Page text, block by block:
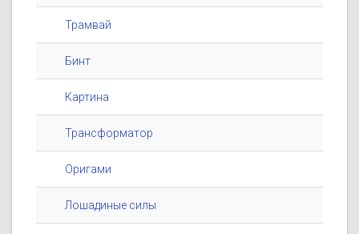
Трамвай
Бинт
Картина
Трансформатор
Оригами
Лошадиные силы